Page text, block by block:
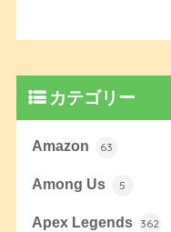
カテゴリー
Amazon 63
Among Us 5
Apex Legends 362